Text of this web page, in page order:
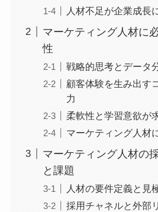
人材不足が企業成長
マーケティング人材に
性
戦略的思考とデータ
顧客体験を生み出す
力
柔軟性と学習意欲が
マーケティング人材
マーケティング人材の
と課題
人材の要件定義と見
採用チャネルと外部